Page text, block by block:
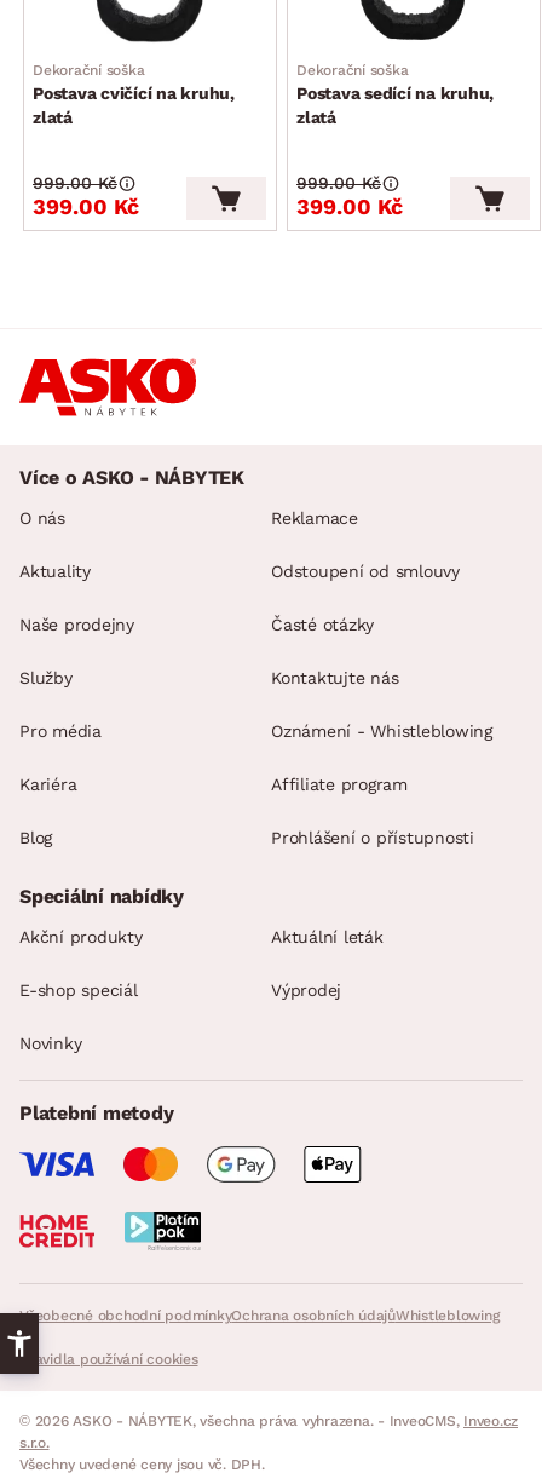
Dekorační soška
Postava cvičící na kruhu,
zlatá
399.00 Kč
999.00 Kč
Dekorační soška
Postava sedící na kruhu,
zlatá
399.00 Kč
999.00 Kč
s DPH
Více o ASKO - NÁBYTEK
O nás
Aktuality
Naše prodejny
Služby
Pro média
Kariéra
Blog
Reklamace
Odstoupení od smlouvy
Časté otázky
Kontaktujte nás
Oznámení - Whistleblowing
Affiliate program
Prohlášení o přístupnosti
Všeobecné obchodní podmínkyOchrana osobních údajůWhistleblowing
Pravidla používání cookies
Speciální nabídky
Akční produkty Aktuální leták
E-shop speciál Výprodej
Novinky
Platební metody
© 2026 ASKO - NÁBYTEK, všechna práva vyhrazena. - InveoCMS, Inveo.cz
s.r.o.
Všechny uvedené ceny jsou vč. DPH.